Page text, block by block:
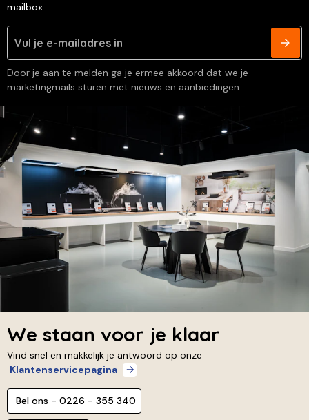
mailbox
Door je aan te melden ga je ermee akkoord dat we je
marketingmails sturen met nieuws en aanbiedingen.
We staan voor je klaar
Vind snel en makkelijk je antwoord op onze
Klantenservicepagina
Bel ons - 0226 - 355 340